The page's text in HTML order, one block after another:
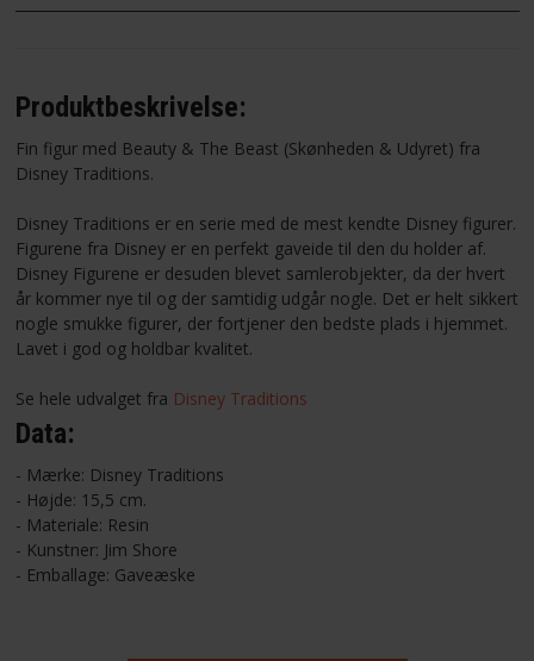
Produktbeskrivelse:
Fin figur med Beauty & The Beast (Skønheden & Udyret) fra
Disney Traditions.
Disney Traditions er en serie med de mest kendte Disney figurer.
Figurene fra Disney er en perfekt gaveide til den du holder af.
Disney Figurene er desuden blevet samlerobjekter, da der hvert
år kommer nye til og der samtidig udgår nogle. Det er helt sikkert
nogle smukke figurer, der fortjener den bedste plads i hjemmet.
Lavet i god og holdbar kvalitet.
Se hele udvalget fra Disney Traditions
Data:
- Mærke: Disney Traditions
- Højde: 15,5 cm.
- Materiale: Resin
- Kunstner: Jim Shore
- Emballage: Gaveæske